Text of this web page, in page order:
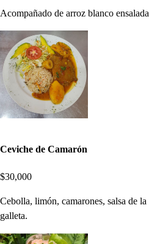
Acompañado de arroz blanco
Ceviche de Camarón
$30,000
Cebolla, limón, camarones, salsa de
galleta.